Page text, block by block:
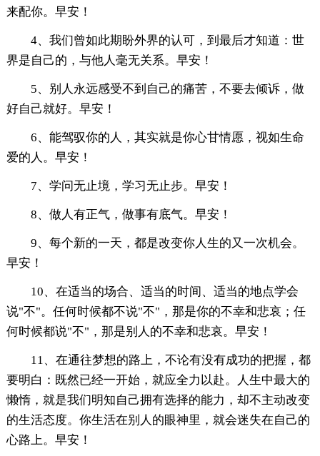
来配你。早安！
4、我们曾如此期盼外界的认可，到最后才知道：世
界是自己的，与他人毫无关系。早安！
5、别人永远感受不到自己的痛苦，不要去倾诉，做
好自己就好。早安！
6、能驾驭你的人，其实就是你心甘情愿，视如生命
爱的人。早安！
7、学问无止境，学习无止步。早安！
8、做人有正气，做事有底气。早安！
9、每个新的一天，都是改变你人生的又一次机会。
早安！
10、在适当的场合、适当的时间、适当的地点学会
说"不"。任何时候都不说"不"，那是你的不幸和悲哀；任
何时候都说"不"，那是别人的不幸和悲哀。早安！
11、在通往梦想的路上，不论有没有成功的把握，都
要明白：既然已经一开始，就应全力以赴。人生中最大的
懒惰，就是我们明知自己拥有选择的能力，却不主动改变
的生活态度。你生活在别人的眼神里，就会迷失在自己的
心路上。早安！